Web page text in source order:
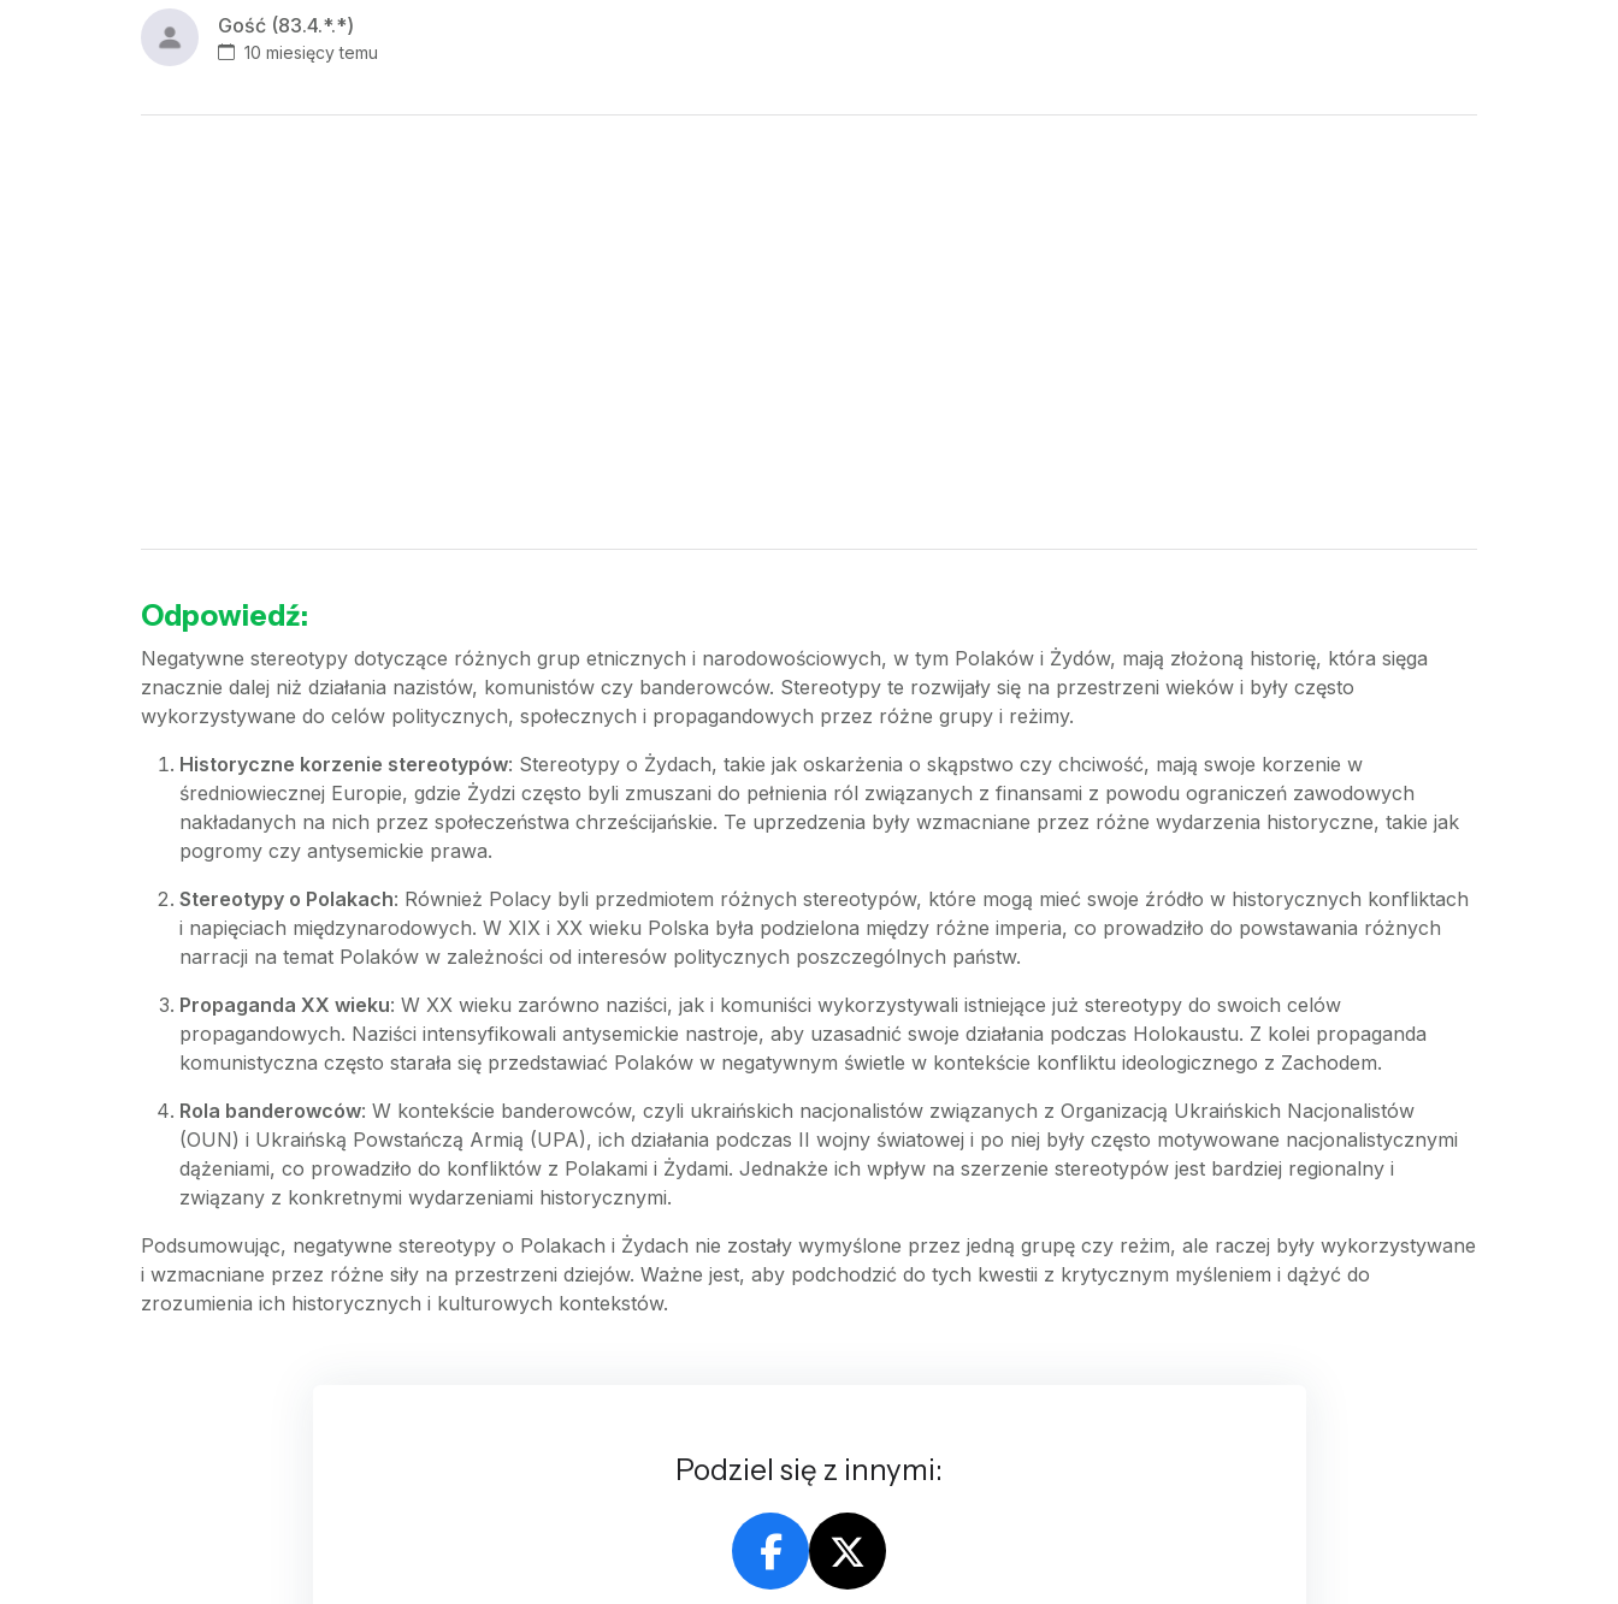
Gość (83.4.*.*)
10 miesięcy temu
Odpowiedź:
Negatywne stereotypy dotyczące różnych grup etnicznych i narodowościowych, w tym Polaków i Żydów, mają złożoną historię, która sięga
znacznie dalej niż działania nazistów, komunistów czy banderowców. Stereotypy te rozwijały się na przestrzeni wieków i były często
wykorzystywane do celów politycznych, społecznych i propagandowych przez różne grupy i reżimy.
Historyczne korzenie stereotypów: Stereotypy o Żydach, takie jak oskarżenia o skąpstwo czy chciwość, mają swoje korzenie w
średniowiecznej Europie, gdzie Żydzi często byli zmuszani do pełnienia ról związanych z finansami z powodu ograniczeń zawodowych
nakładanych na nich przez społeczeństwa chrześcijańskie. Te uprzedzenia były wzmacniane przez różne wydarzenia historyczne, takie jak
pogromy czy antysemickie prawa.
Stereotypy o Polakach: Również Polacy byli przedmiotem różnych stereotypów, które mogą mieć swoje źródło w historycznych konfliktach
i napięciach międzynarodowych. W XIX i XX wieku Polska była podzielona między różne imperia, co prowadziło do powstawania różnych
narracji na temat Polaków w zależności od interesów politycznych poszczególnych państw.
Propaganda XX wieku: W XX wieku zarówno naziści, jak i komuniści wykorzystywali istniejące już stereotypy do swoich celów
propagandowych. Naziści intensyfikowali antysemickie nastroje, aby uzasadnić swoje działania podczas Holokaustu. Z kolei propaganda
komunistyczna często starała się przedstawiać Polaków w negatywnym świetle w kontekście konfliktu ideologicznego z Zachodem.
Rola banderowców: W kontekście banderowców, czyli ukraińskich nacjonalistów związanych z Organizacją Ukraińskich Nacjonalistów
(OUN) i Ukraińską Powstańczą Armią (UPA), ich działania podczas II wojny światowej i po niej były często motywowane nacjonalistycznymi
dążeniami, co prowadziło do konfliktów z Polakami i Żydami. Jednakże ich wpływ na szerzenie stereotypów jest bardziej regionalny i
związany z konkretnymi wydarzeniami historycznymi.
Podsumowując, negatywne stereotypy o Polakach i Żydach nie zostały wymyślone przez jedną grupę czy reżim, ale raczej były wykorzystywane
i wzmacniane przez różne siły na przestrzeni dziejów. Ważne jest, aby podchodzić do tych kwestii z krytycznym myśleniem i dążyć do
zrozumienia ich historycznych i kulturowych kontekstów.
Podziel się z innymi: